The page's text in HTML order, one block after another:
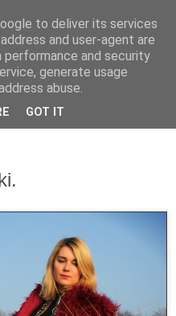
to deliver its services
and user-agent are
performance and security
generate usage
abuse.
GOT IT